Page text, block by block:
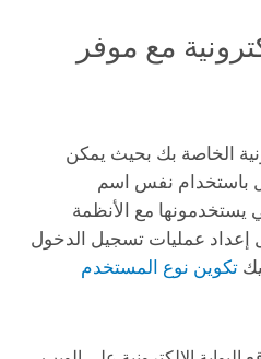
مع موفر
الخاصة بك بحيث يمكن
باستخدام نفس اسم
يستخدمونها مع الأنظمة
إعداد عمليات تسجيل الدخول
تكوين نوع المستخدم